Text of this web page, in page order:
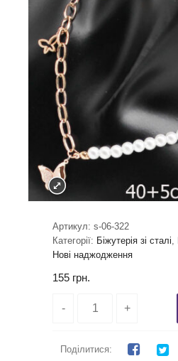
Артикул: s-06-322
Категорії: Біжутерія зі сталі,
Нові наджодження
155 грн.
Поділитися: